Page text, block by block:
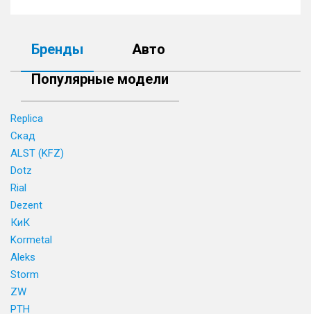
Бренды
Авто
Популярные модели
Replica
Скад
ALST (KFZ)
Dotz
Rial
Dezent
КиК
Kormetal
Aleks
Storm
ZW
PTH